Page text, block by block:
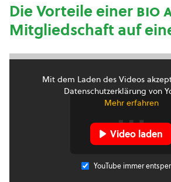
Die Vorteile einerbio
Mitgliedschaft auf
Mit dem Laden des Videos
Datenschutzerklärung von
Mehr erfahren
Video laden
YouTube immer